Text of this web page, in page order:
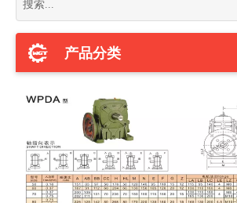
产品分类
分享到：
WPDA90蜗轮蜗杆减速机单速
商品名称：
WPDA90
最低订购量：
1个